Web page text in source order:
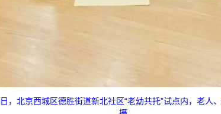
，北京西城区德胜街道新北社区“老幼共托”试点内，老人